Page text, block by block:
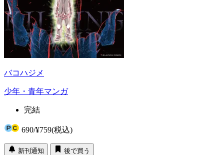
バコハジメ
少年・青年マンガ
完結
690/¥759(税込)
新刊通知
後で買う